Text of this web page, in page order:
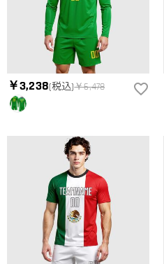
￥3,238(税込)￥6,478